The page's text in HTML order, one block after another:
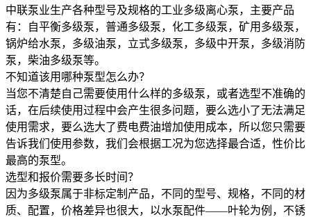
中联泵业生产各种型号及规格的工业多级离心泵，主要产品
有：自平衡多级泵，普通多级泵，化工多级泵，矿用多级泵，
锅炉给水泵，多级油泵，立式多级泵，多级中开泵，多级消防
泵，柴油多级泵等。
不知道该用哪种泵型怎么办？
当您不清楚自己需要使用什么样的多级泵，或者选型不准确的
话，在后续使用过程中会产生很多问题，要么选小了无法满足
使用需求，要么选大了费电费油增加使用成本，所以您只需要
告诉我们使用参数，我们会根据工况为您选择最合适，性价比
最高的泵型。
选型和报价需要多长时间？
因为多级泵属于非标定制产品，不同的型号、规格，不同的材
质、配置，价格差异也很大，以水泵配件——叶轮为例，不锈